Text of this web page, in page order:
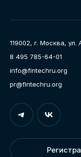
Карьера
Контакты
Документы
119002, г. Москва, ул.
8 495 785-64-01
info@fintechru.org
pr@fintechru.org
Вход
Укажите вашу
ссылку для входа